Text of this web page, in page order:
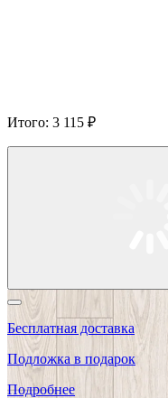
Итого: 3 115 ₽
Бесплатная доставка
Подложка в подарок
Подробнее